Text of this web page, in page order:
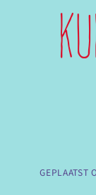
GEPLAATST